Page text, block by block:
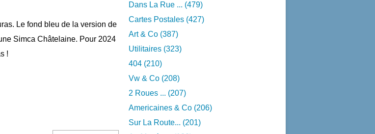
Le fond bleu de la version de
Simca Châtelaine. Pour 2024
!
Dans La Rue ... (479)
Cartes Postales (427)
Art & Co (387)
Utilitaires (323)
404 (210)
Vw & Co (208)
2 Roues ... (207)
Americaines & Co (206)
Sur La Route... (201)